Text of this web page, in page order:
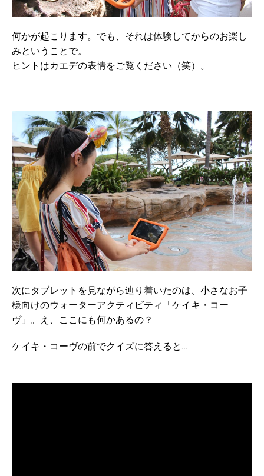
何かが起こります。でも、それは体験してからのお楽し
みということで。
ヒントはカエデの表情をご覧ください（笑）。
次にタブレットを見ながら辿り着いたのは、小さなお子
様向けのウォーターアクティビティ「ケイキ・コー
ヴ」。え、ここにも何かあるの？
ケイキ・コーヴの前でクイズに答えると…